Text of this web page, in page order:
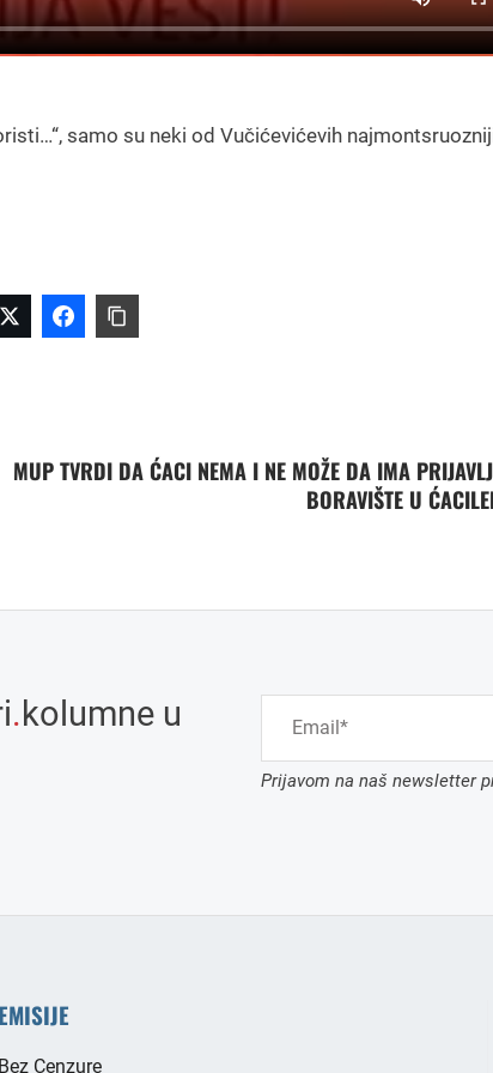
samo su neki od Vučićevićevih
MUP TVRDI DA ĆACI NEMA I NE MOŽE DA IMA
BORAVIŠTE U
.kolumne u
Prijavom na naš newsletter
EMISIJE
Bez Cenzure